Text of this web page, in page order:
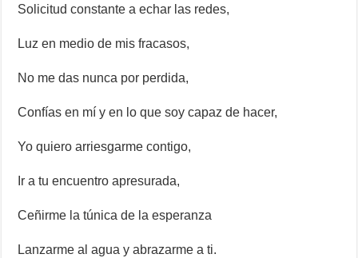
Solicitud constante a echar las redes,
Luz en medio de mis fracasos,
No me das nunca por perdida,
Confías en mí y en lo que soy capaz de hacer,
Yo quiero arriesgarme contigo,
Ir a tu encuentro apresurada,
Ceñirme la túnica de la esperanza
Lanzarme al agua y abrazarme a ti.